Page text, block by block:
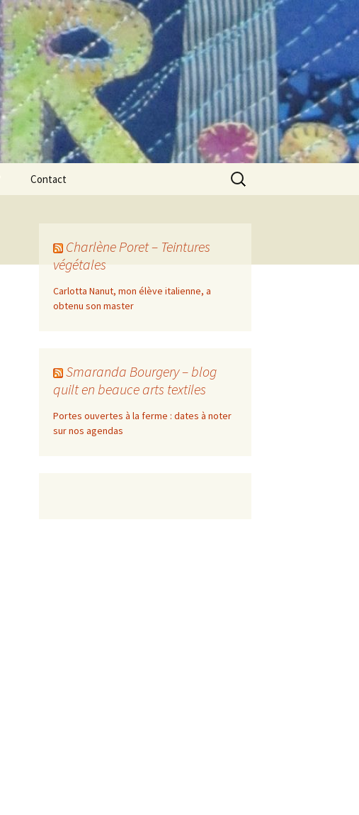
Contact
Rechercher :
Charlène Poret – Teintures
végétales
Carlotta Nanut, mon élève italienne, a
obtenu son master
Smaranda Bourgery – blog
quilt en beauce arts textiles
Portes ouvertes à la ferme : dates à noter
sur nos agendas